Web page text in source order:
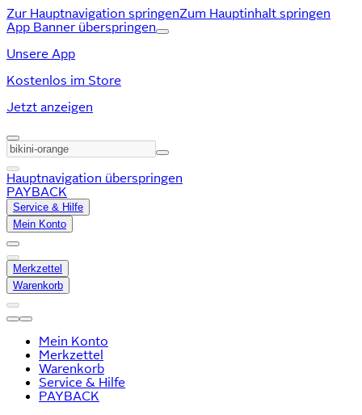
Zur Hauptnavigation springenZum Hauptinhalt springen
App Banner überspringen
Unsere App
Kostenlos im Store
Jetzt anzeigen
Hauptnavigation überspringen
PAYBACK
Service & Hilfe
Mein Konto
Merkzettel
Warenkorb
Mein Konto
Merkzettel
Warenkorb
Service & Hilfe
PAYBACK